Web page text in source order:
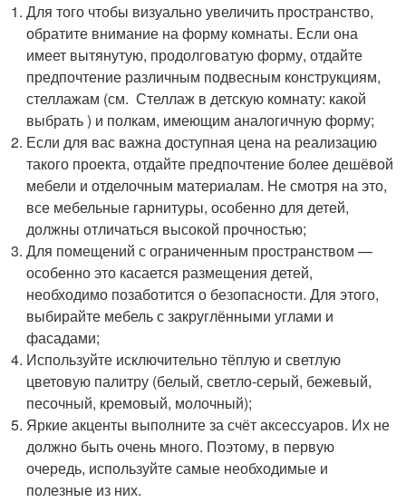
Для того чтобы визуально увеличить пространство,
обратите внимание на форму комнаты. Если она
имеет вытянутую, продолговатую форму, отдайте
предпочтение различным подвесным конструкциям,
стеллажам (см. Стеллаж в детскую комнату: какой
выбрать ) и полкам, имеющим аналогичную форму;
Если для вас важна доступная цена на реализацию
такого проекта, отдайте предпочтение более дешёвой
мебели и отделочным материалам. Не смотря на это,
все мебельные гарнитуры, особенно для детей,
должны отличаться высокой прочностью;
Для помещений с ограниченным пространством —
особенно это касается размещения детей,
необходимо позаботится о безопасности. Для этого,
выбирайте мебель с закруглёнными углами и
фасадами;
Используйте исключительно тёплую и светлую
цветовую палитру (белый, светло-серый, бежевый,
песочный, кремовый, молочный);
Яркие акценты выполните за счёт аксессуаров. Их не
должно быть очень много. Поэтому, в первую
очередь, используйте самые необходимые и
полезные из них.